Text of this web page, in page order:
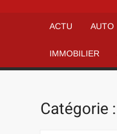
ACTU AUTO
IMMOBILIER
Catégorie :